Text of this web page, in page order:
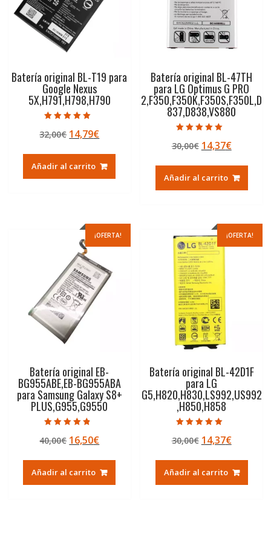
Batería original BL-T19 para
Google Nexus
5X,H791,H798,H790
5.00
de 5
32,00€ El
original
era:
14,79€El
actual
es:
Añadir al carrito
Batería original BL-47TH
para LG Optimus G PRO
2,F350,F350K,F350S,F350L,D
837,D838,VS880
5.00
de 5
30,00€ El
original
era:
14,37€El
actual
es:
Añadir al carrito
¡OFERTA!
Batería original EB-
BG955ABE,EB-BG955ABA
para Samsung Galaxy S8+
PLUS,G955,G9550
4.50
de 5
40,00€ El
original
era:
16,50€El
actual
es:
Añadir al carrito
¡OFERTA!
Batería original BL-42D1F
para LG
G5,H820,H830,LS992,US992
,H850,H858
5.00
de 5
30,00€ El
original
era:
14,37€El
actual
es:
Añadir al carrito